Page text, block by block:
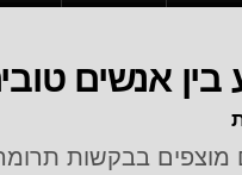
אנשים
מוצפים בבקשות